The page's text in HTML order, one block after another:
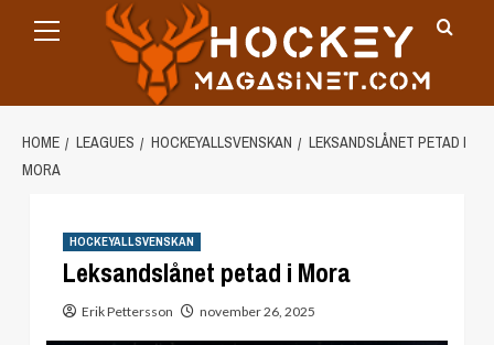
Menu
HOME LEAGUES HOCKEYALLSVENSKAN
LEKSANDSLÅNET PETAD I
MORA
HOCKEYALLSVENSKAN
Leksandslånet petad i Mora
Erik Pettersson november 26, 2025